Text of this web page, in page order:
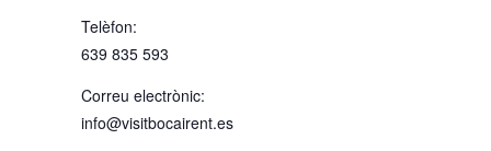
Telèfon:
639 835 593
Correu electrònic:
info@visitbocairent.es